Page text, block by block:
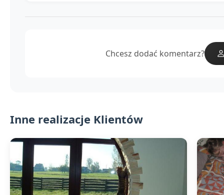
Chcesz dodać komentarz?
Inne realizacje Klientów